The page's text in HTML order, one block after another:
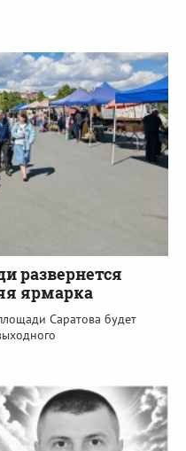
развернется
ярмарка
Саратова будет